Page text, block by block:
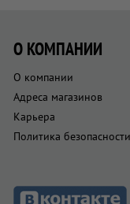
О КОМПАНИИ
О компании
Адреса магазинов
Карьера
Политика безопасности